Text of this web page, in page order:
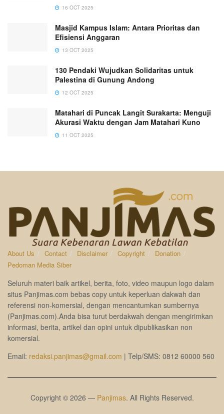
16 OCT 2025
Masjid Kampus Islam: Antara Prioritas dan
Efisiensi Anggaran
13 OCT 2025
130 Pendaki Wujudkan Solidaritas untuk
Palestina di Gunung Andong
12 OCT 2025
Matahari di Puncak Langit Surakarta: Menguji
Akurasi Waktu dengan Jam Matahari Kuno
11 OCT 2025
About Us Contact Disclaimer Copyright
Donation
Pedoman Media Siber
Seluruh materi baik artikel, berita, foto, video maupun logo dalam
situs Panjimas.com bebas copy untuk keperluan dakwah dan
referensi non-komersial, dengan mencantumkan sumbernya
(Panjimas.com).Anda bisa turut berdakwah dengan mengirimkan
informasi, berita, artikel dan opini untuk dipublikasikan non
komersial.
Email: redaksi.panjimas@gmail.com | Telp/SMS: 0812 60000 560
Copyright © 2026 — Panjimas. All Rights Reserved.